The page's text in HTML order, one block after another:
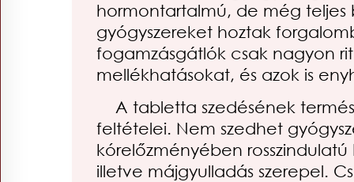
hormontartalmú, de még teljes
gyógyszereket hoztak
fogamzásgátlók csak nagyon
mellékhatásokat, és azok is
A tabletta szedésének
feltételei. Nem szedhet
kórelőzményében
illetve májgyulladás szerepel.